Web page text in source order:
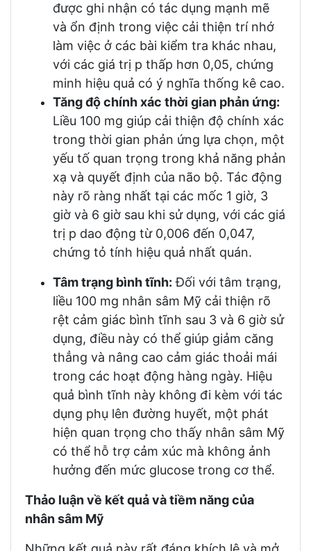
được ghi nhận có tác dụng mạnh mẽ
và ổn định trong việc cải thiện trí nhớ
làm việc ở các bài kiểm tra khác nhau,
với các giá trị p thấp hơn 0,05, chứng
minh hiệu quả có ý nghĩa thống kê cao.
Tăng độ chính xác thời gian phản ứng:
Liều 100 mg giúp cải thiện độ chính xác
trong thời gian phản ứng lựa chọn, một
yếu tố quan trọng trong khả năng phản
xạ và quyết định của não bộ. Tác động
này rõ ràng nhất tại các mốc 1 giờ, 3
giờ và 6 giờ sau khi sử dụng, với các giá
trị p dao động từ 0,006 đến 0,047,
chứng tỏ tính hiệu quả nhất quán.
Tâm trạng bình tĩnh: Đối với tâm trạng,
liều 100 mg nhân sâm Mỹ cải thiện rõ
rệt cảm giác bình tĩnh sau 3 và 6 giờ sử
dụng, điều này có thể giúp giảm căng
thẳng và nâng cao cảm giác thoải mái
trong các hoạt động hàng ngày. Hiệu
quả bình tĩnh này không đi kèm với tác
dụng phụ lên đường huyết, một phát
hiện quan trọng cho thấy nhân sâm Mỹ
có thể hỗ trợ cảm xúc mà không ảnh
hưởng đến mức glucose trong cơ thể.
Thảo luận về kết quả và tiềm năng của
nhân sâm Mỹ